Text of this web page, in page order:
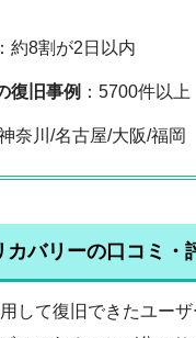
：約8割が2日以内
復旧事例 ：5700件以上
奈川/名古屋/大阪/福岡
バリーの口コミ・
して復旧できたユー